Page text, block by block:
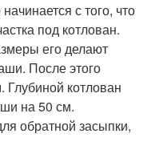
с того, что
под котлован.
его делают
После этого
котлован
на 50 см.
обратной засыпки,